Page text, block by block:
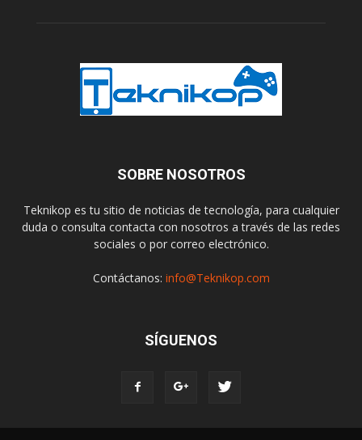
SOBRE NOSOTROS
Teknikop es tu sitio de noticias de tecnología, para cualquier
duda o consulta contacta con nosotros a través de las redes
sociales o por correo electrónico.
Contáctanos: info@Teknikop.com
SÍGUENOS